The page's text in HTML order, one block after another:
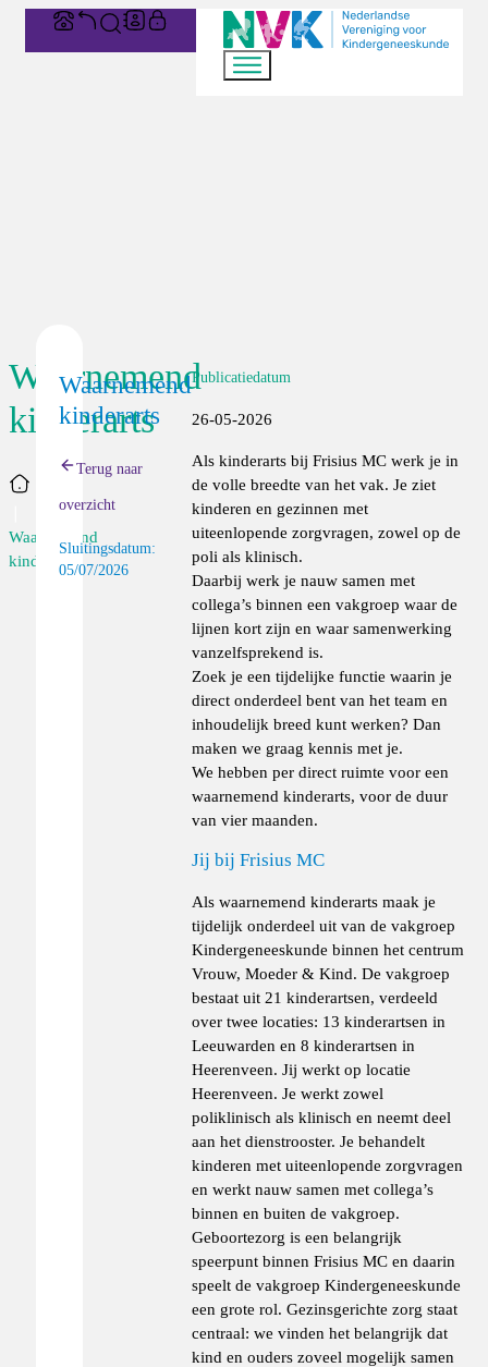
Waarnemend
kinderarts
Home
Waarnemend
kind...
Waarnemend
kinderarts
Terug naar
overzicht
Sluitingsdatum:
05/07/2026
Publicatiedatum
26-05-2026
Als kinderarts bij Frisius MC werk je in
de volle breedte van het vak. Je ziet
kinderen en gezinnen met
uiteenlopende zorgvragen, zowel op de
poli als klinisch.
Daarbij werk je nauw samen met
collega’s binnen een vakgroep waar de
lijnen kort zijn en waar samenwerking
vanzelfsprekend is.
Zoek je een tijdelijke functie waarin je
direct onderdeel bent van het team en
inhoudelijk breed kunt werken? Dan
maken we graag kennis met je.
We hebben per direct ruimte voor een
waarnemend kinderarts, voor de duur
van vier maanden.
Jij bij Frisius MC
Als waarnemend kinderarts maak je
tijdelijk onderdeel uit van de vakgroep
Kindergeneeskunde binnen het centrum
Vrouw, Moeder & Kind. De vakgroep
bestaat uit 21 kinderartsen, verdeeld
over twee locaties: 13 kinderartsen in
Leeuwarden en 8 kinderartsen in
Heerenveen. Jij werkt op locatie
Heerenveen. Je werkt zowel
poliklinisch als klinisch en neemt deel
aan het dienstrooster. Je behandelt
kinderen met uiteenlopende zorgvragen
en werkt nauw samen met collega’s
binnen en buiten de vakgroep.
Geboortezorg is een belangrijk
speerpunt binnen Frisius MC en daarin
speelt de vakgroep Kindergeneeskunde
een grote rol. Gezinsgerichte zorg staat
centraal: we vinden het belangrijk dat
kind en ouders zoveel mogelijk samen